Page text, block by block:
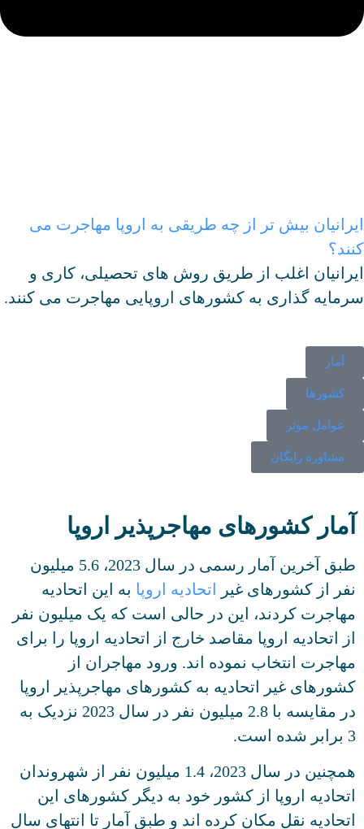
بیش تر از چه طریقی به اروپا مهاجرت می
اغلب از طریق روش های تحصیلی، کاری و
گذاری به کشورهای اروپایی مهاجرت می کنند.
آمار
کشورها
عوامل موثر
مشاوره رایگان
آمار کشورهای مهاجرپذیر اروپا
طبق آخرین آمار رسمی در سال 2023، 5.6 میلیون
نفر از کشورهای غیر اتحادیه اروپابه این اتحادیه
مهاجرت کردند، این در حالی است که یک میلیون نفر
از اتحادیه اروپا مقاصد خارج از اتحادیه اروپا را برای
مهاجرت انتخاب نموده اند. ورود مهاجران از
کشورهای غیر اتحادیه به کشورهای مهاجرپذیر اروپا
در مقایسه با 2.8 میلیون نفر در سال 2023 نزدیک به
3 برابر شده است.
همچنین در سال 2023، 1.4 میلیون نفر از شهروندان
اتحادیه اروپا از کشور خود به دیگر کشورهای این
اتحادیه نقل مکان کرده اند و طبق آمار تا انتهای سال